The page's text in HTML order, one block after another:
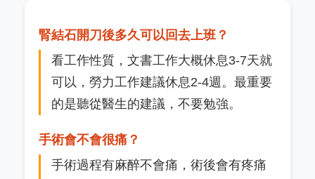
腎結石開刀後多久可以回去上班？
看工作性質，文書工作大概休息3-7天就
可以，勞力工作建議休息2-4週。最重要
的是聽從醫生的建議，不要勉強。
手術會不會很痛？
手術過程有麻醉不會痛，術後會有疼痛